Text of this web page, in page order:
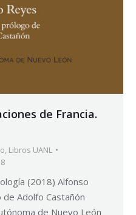
de Francia.
, Libros UANL
(2018) Alfonso
Adolfo Castañón
de Nuevo León